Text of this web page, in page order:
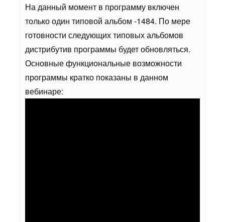
На данный момент в программу включен
только один типовой альбом -1484. По мере
готовности следующих типовых альбомов
дистрибутив программы будет обновляться.
Основные функциональные возможности
программы кратко показаны в данном
вебинаре: